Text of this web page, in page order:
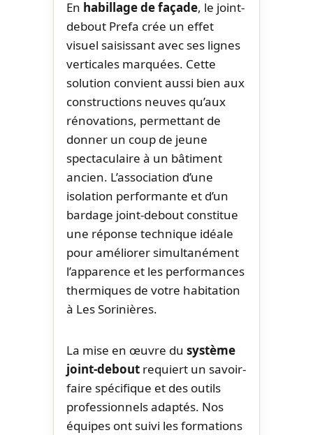
En habillage de façade, le joint-
debout Prefa crée un effet
visuel saisissant avec ses lignes
verticales marquées. Cette
solution convient aussi bien aux
constructions neuves qu’aux
rénovations, permettant de
donner un coup de jeune
spectaculaire à un bâtiment
ancien. L’association d’une
isolation performante et d’un
bardage joint-debout constitue
une réponse technique idéale
pour améliorer simultanément
l’apparence et les performances
thermiques de votre habitation
à Les Sorinières.
La mise en œuvre du système
joint-debout requiert un savoir-
faire spécifique et des outils
professionnels adaptés. Nos
équipes ont suivi les formations